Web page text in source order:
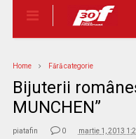
Home Fără categorie
Bijuterii
MUNCHEN”
piatafin 0 martie 1, 2013